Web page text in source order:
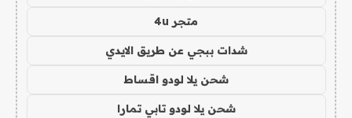
متجر 4u
شدات ببجي عن طريق الايدي
شحن يلا لودو اقساط
شحن يلا لودو تابي تمارا